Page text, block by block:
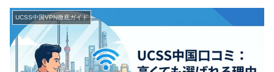
UCSS中国VPN徹底ガイド